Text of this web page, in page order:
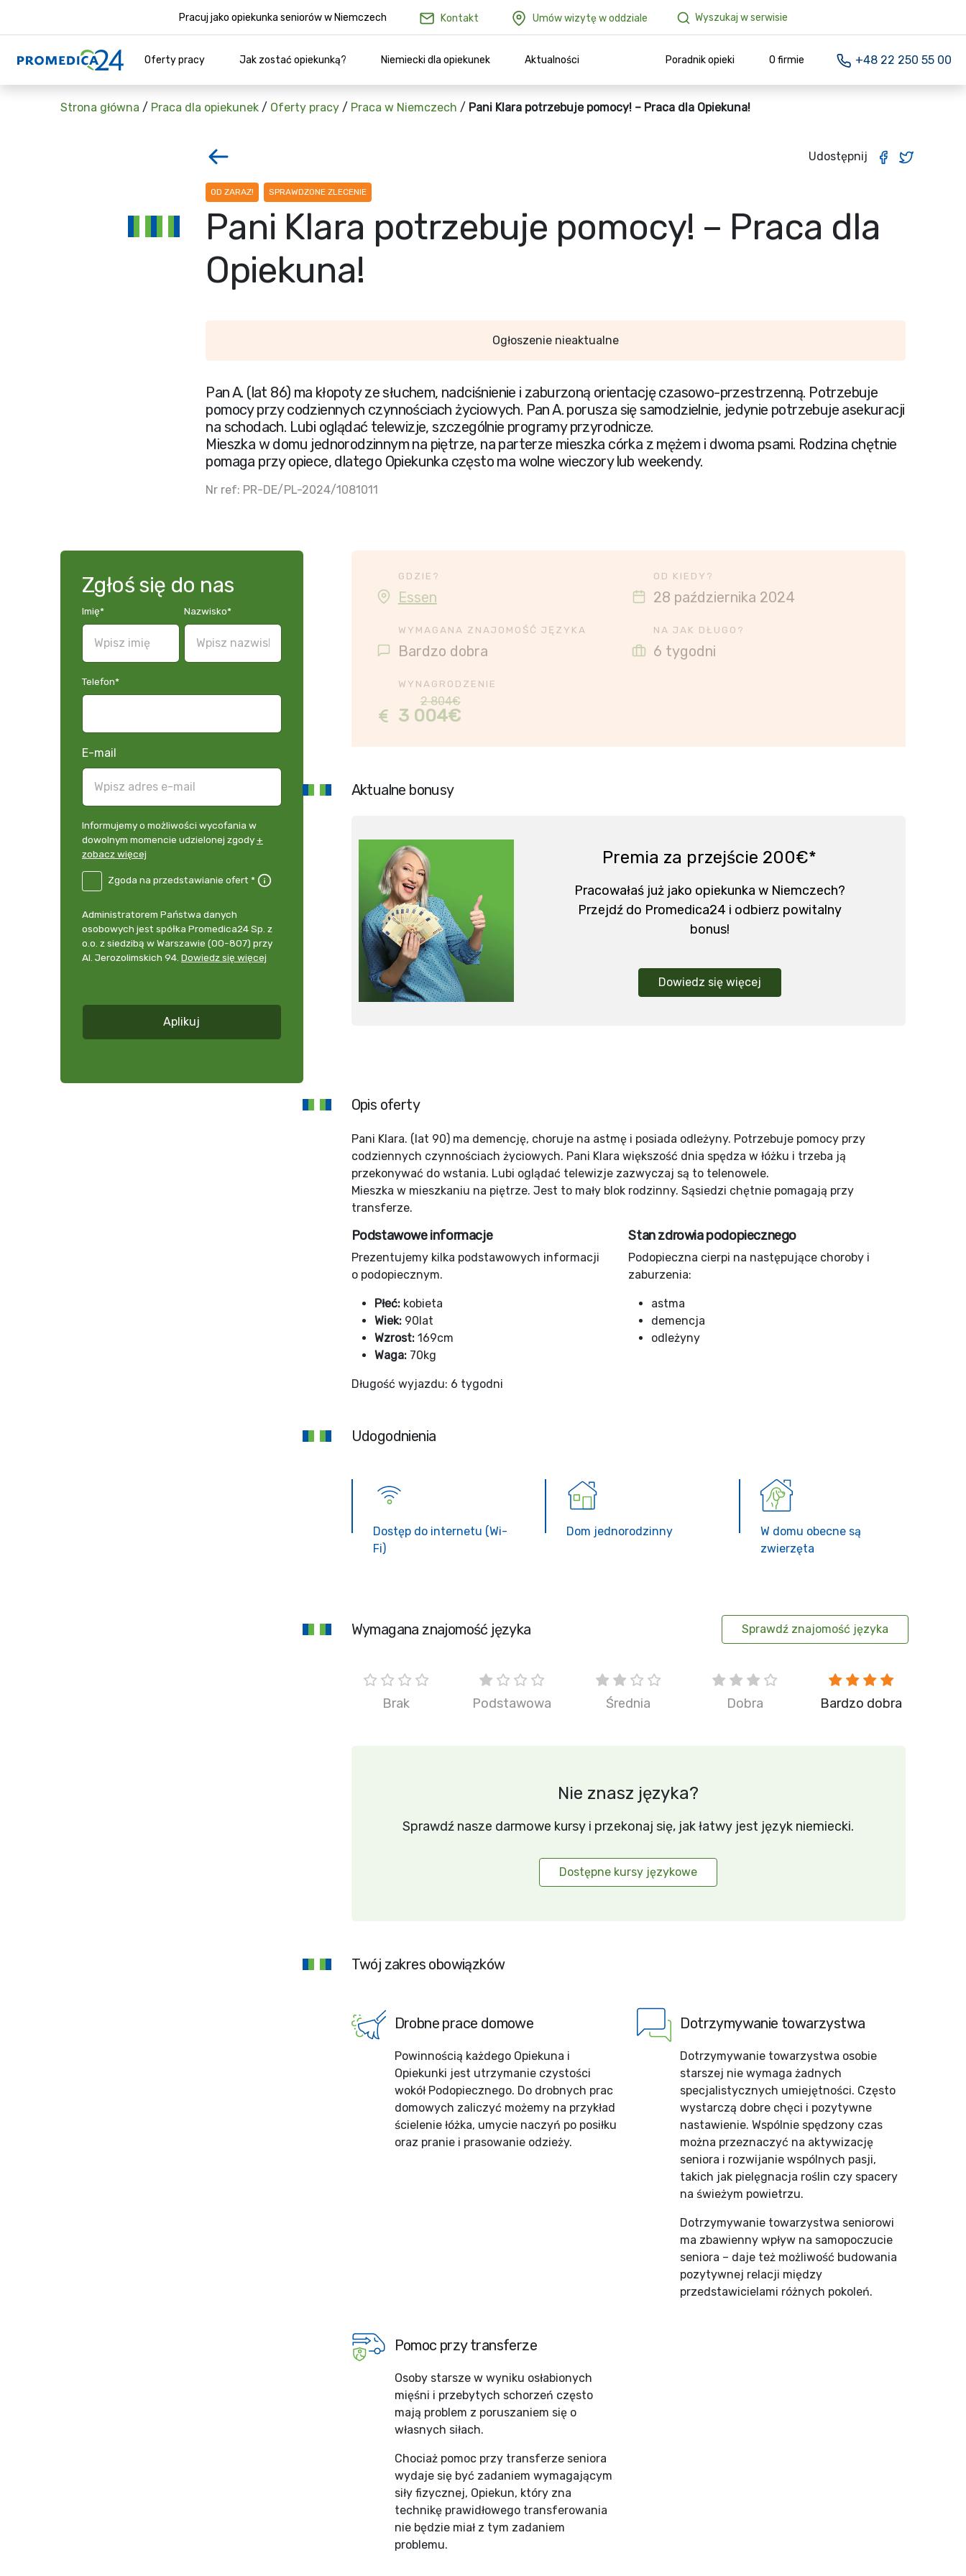
Pracuj jako opiekunka seniorów w Niemczech Kontakt Umów wizytę w oddziale Wyszukaj w serwisie
Oferty pracy Jak zostać opiekunką? Niemiecki dla opiekunek Aktualności Poradnik opieki O firmie +48 22 250 55 00
Strona główna / Praca dla opiekunek / Oferty pracy / Praca w Niemczech / Pani Klara potrzebuje pomocy! – Praca dla Opiekuna!
Udostępnij
OD ZARAZ! SPRAWDZONE ZLECENIE
Pani Klara potrzebuje pomocy! – Praca dla
Opiekuna!
Ogłoszenie nieaktualne
Pan A. (lat 86) ma kłopoty ze słuchem, nadciśnienie i zaburzoną orientację czasowo-przestrzenną. Potrzebuje
pomocy przy codziennych czynnościach życiowych. Pan A. porusza się samodzielnie, jedynie potrzebuje asekuracji
na schodach. Lubi oglądać telewizje, szczególnie programy przyrodnicze.
Mieszka w domu jednorodzinnym na piętrze, na parterze mieszka córka z mężem i dwoma psami. Rodzina chętnie
pomaga przy opiece, dlatego Opiekunka często ma wolne wieczory lub weekendy.
Nr ref: PR-DE/PL-2024/1081011
Zgłoś się do nas
Imię* Nazwisko*
Telefon*
E-mail
Informujemy
o
możliwości
momencie
udzielonej
zgody
+
Informujemy o możliwości wycofania w
dowolnym momencie udzielonej zgody+
zobacz więcej
DE
przedstawianie
Zgoda na przedstawianie ofert *
Administrator
danych
osobowych
Administratorem Państwa danych
osobowych jest spółka Promedica24 Sp. z
o.o. z siedzibą w Warszawie (00-807) przy
Al. Jerozolimskich 94. Dowiedz się więcej
Aplikuj
GDZIE?
Essen
OD KIEDY?
28 października 2024
WYMAGANA ZNAJOMOŚĆ JĘZYKA
Bardzo dobra
NA JAK DŁUGO?
6 tygodni
WYNAGRODZENIE
2 804€
3 004€
Aktualne bonusy
Premia za przejście 200€*
Pracowałaś już jako opiekunka w Niemczech?
Przejdź do Promedica24 i odbierz powitalny
bonus!
Dowiedz się więcej
Opis oferty
Pani Klara. (lat 90) ma demencję, choruje na astmę i posiada odleżyny. Potrzebuje pomocy przy
codziennych czynnościach życiowych. Pani Klara większość dnia spędza w łóżku i trzeba ją
przekonywać do wstania. Lubi oglądać telewizje zazwyczaj są to telenowele.
Mieszka w mieszkaniu na piętrze. Jest to mały blok rodzinny. Sąsiedzi chętnie pomagają przy
transferze.
Podstawowe informacje
Prezentujemy kilka podstawowych informacji
o podopiecznym.
Płeć: kobieta
Wiek: 90lat
Wzrost: 169cm
Waga: 70kg
Stan zdrowia podopiecznego
Podopieczna cierpi na następujące choroby i
zaburzenia:
astma
demencja
odleżyny
Długość wyjazdu: 6 tygodni
Udogodnienia
Dostęp do internetu (Wi-
Fi)
Dom jednorodzinny
W domu obecne są
zwierzęta
Wymagana znajomość języka Sprawdź znajomość języka
Brak Podstawowa Średnia Dobra Bardzo dobra
Nie znasz języka?
Sprawdź nasze darmowe kursy i przekonaj się, jak łatwy jest język niemiecki.
Dostępne kursy językowe
Twój zakres obowiązków
Drobne prace domowe
Powinnością każdego Opiekuna i
Opiekunki jest utrzymanie czystości
wokół Podopiecznego. Do drobnych prac
domowych zaliczyć możemy na przykład
ścielenie łóżka, umycie naczyń po posiłku
oraz pranie i prasowanie odzieży.
Dotrzymywanie towarzystwa
Dotrzymywanie towarzystwa osobie
starszej nie wymaga żadnych
specjalistycznych umiejętności. Często
wystarczą dobre chęci i pozytywne
nastawienie. Wspólnie spędzony czas
można przeznaczyć na aktywizację
seniora i rozwijanie wspólnych pasji,
takich jak pielęgnacja roślin czy spacery
na świeżym powietrzu.
Dotrzymywanie towarzystwa seniorowi
ma zbawienny wpływ na samopoczucie
seniora – daje też możliwość budowania
pozytywnej relacji między
przedstawicielami różnych pokoleń.
Pomoc przy transferze
Osoby starsze w wyniku osłabionych
mięśni i przebytych schorzeń często
mają problem z poruszaniem się o
własnych siłach.
Chociaż pomoc przy transferze seniora
wydaje się być zadaniem wymagającym
siły fizycznej, Opiekun, który zna
technikę prawidłowego transferowania
nie będzie miał z tym zadaniem
problemu.